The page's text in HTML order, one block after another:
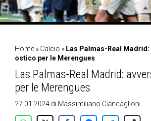
Home » Calcio » Las Palmas-Real
ostico per le Merengues
Las Palmas-Real Madrid:
per le Merengues
27.01.2024 di Massimiliano Ciancaglioni